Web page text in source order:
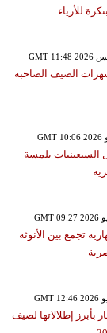
للأزياء
الصيف الصاخبة
السبعينيات بلمسة
تجمع بين الأنوثة
بأبرز إطلالاتها لصيف